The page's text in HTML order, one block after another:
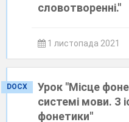
словотворенні."
1 листопада 2021
DOCX
Урок "Місце
системі мови. З
фонетики"